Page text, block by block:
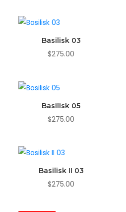
Basilisk 03
$275.00
Basilisk 05
$275.00
Basilisk II 03
$275.00